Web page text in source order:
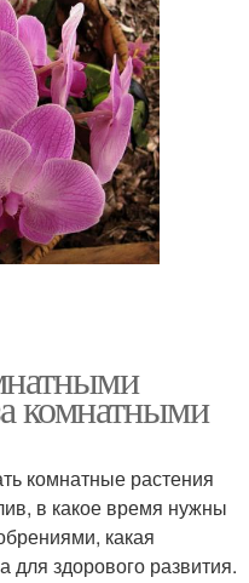
комнатными
комнатные растения
в какое время нужны
какая
здорового развития.